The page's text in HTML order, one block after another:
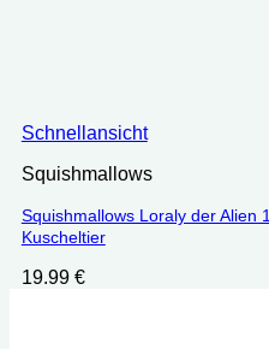
Schnellansicht
Squishmallows
Squishmallows Loraly der Alien
Kuscheltier
19.99 €